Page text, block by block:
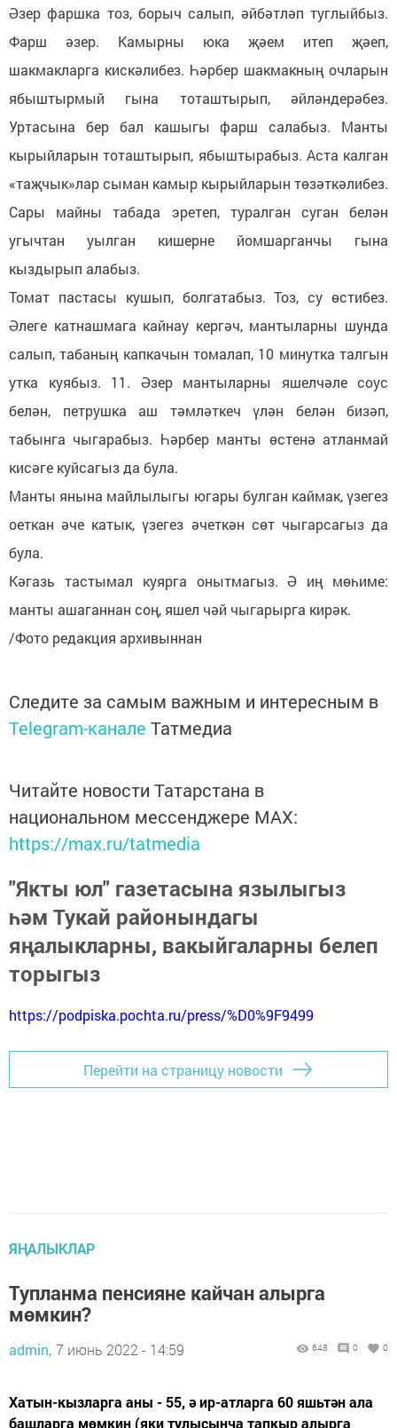
Әзер фаршка тоз, борыч салып, әйбәтләп туглыйбыз.
Фарш әзер. Камырны юка җәем итеп җәеп,
шакмакларга кискәлибез. Һәрбер шакмакның очларын
ябыштырмый гына тоташтырып, әйләндерәбез.
Уртасына бер бал кашыгы фарш салабыз. Манты
кырыйларын тоташтырып, ябыштырабыз. Аста калган
«таҗчык»лар сыман камыр кырыйларын төзәткәлибез.
Сары майны табада эретеп, туралган суган белән
угычтан уылган кишерне йомшарганчы гына
кыздырып алабыз.
Томат пастасы кушып, болгатабыз. Тоз, су өстибез.
Әлеге катнашмага кайнау кергәч, мантыларны шунда
салып, табаның капкачын томалап, 10 минутка талгын
утка куябыз. 11. Әзер мантыларны яшелчәле соус
белән, петрушка аш тәмләткеч үлән белән бизәп,
табынга чыгарабыз. Һәрбер манты өстенә атланмай
кисәге куйсагыз да була.
Манты янына майлылыгы югары булган каймак, үзегез
оеткан әче катык, үзегез әчеткән сөт чыгарсагыз да
була.
Кәгазь тастымал куярга онытмагыз. Ә иң мөһиме:
манты ашаганнан соң, яшел чәй чыгарырга кирәк.
/Фото редакция архивыннан
Следите за самым важным и интересным в
Telegram-канале Татмедиа
Читайте новости Татарстана в
национальном мессенджере MАХ:
https://max.ru/tatmedia
"Якты юл" газетасына язылыгыз
һәм Тукай районындагы
яңалыкларны, вакыйгаларны белеп
торыгыз
https://podpiska.pochta.ru/press/%D0%9F9499
Перейти на страницу новости
ЯҢАЛЫКЛАР
Тупланма пенсияне кайчан алырга
мөмкин?
admin, 7 июнь 2022 - 14:59 648 0 0
Хатын-кызларга аны - 55, ә ир-атларга 60 яшьтән ала
башларга мөмкин (яки тулысынча тапкыр алырга